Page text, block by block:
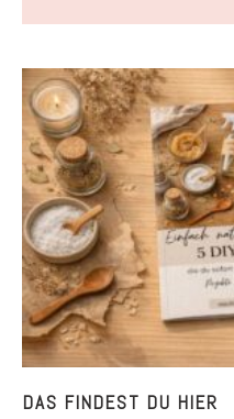
DAS FINDEST DU HIER